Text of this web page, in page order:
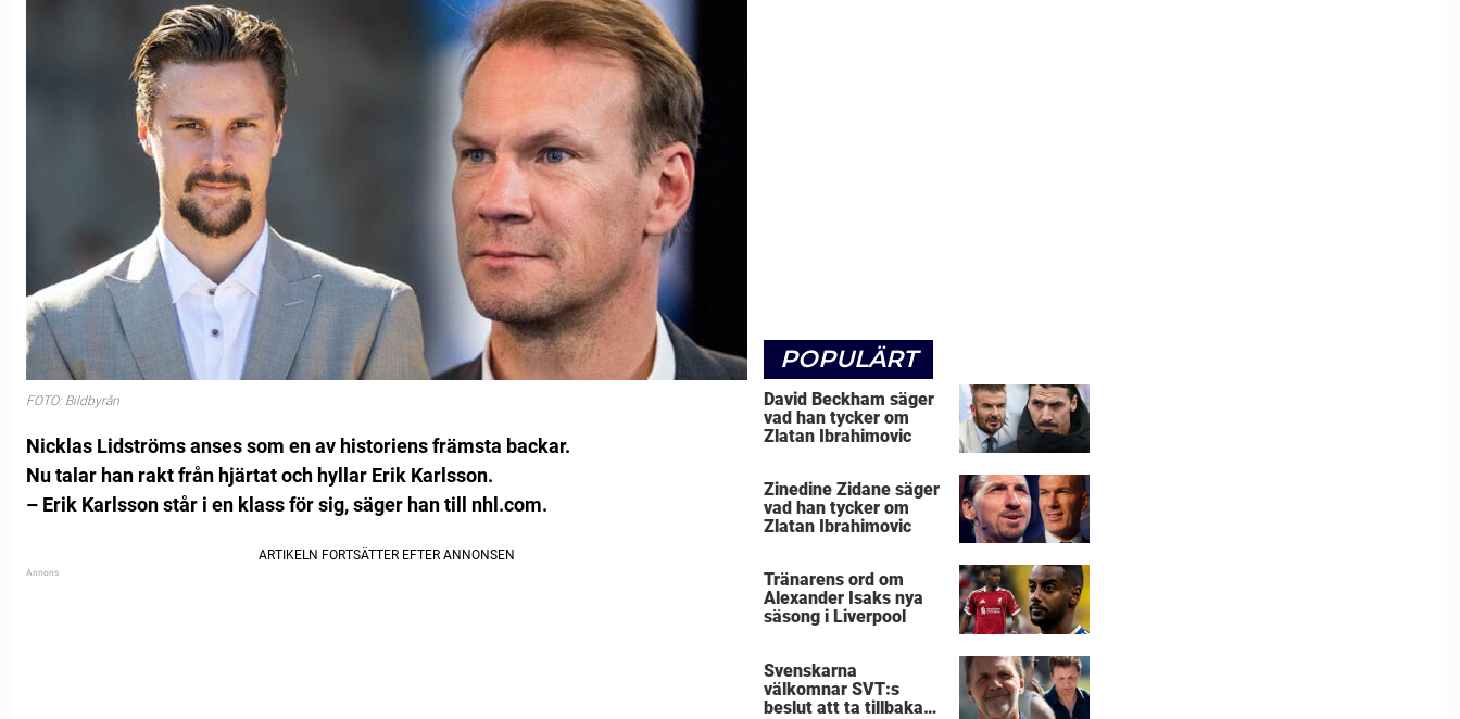
FOTO: Bildbyrån
Nicklas Lidströms anses som en av historiens främsta backar.
Nu talar han rakt från hjärtat och hyllar Erik Karlsson.
– Erik Karlsson står i en klass för sig, säger han till nhl.com.
POPULÄRT
David Beckham säger
vad han tycker om
Zlatan Ibrahimovic
Zinedine Zidane säger
vad han tycker om
Zlatan Ibrahimovic
Tränarens ord om
Alexander Isaks nya
säsong i Liverpool
Svenskarna
välkomnar SVT:s
beslut att ta tillbaka